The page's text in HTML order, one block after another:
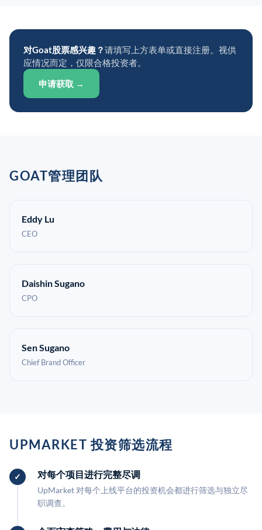
对Goat股票感兴趣？请填写上方表单或直接注册。视供
应情况而定，仅限合格投资者。
申请获取 →
GOAT管理团队
Eddy Lu
CEO
Daishin Sugano
CPO
Sen Sugano
Chief Brand Officer
UPMARKET 投资筛选流程
对每个项目进行完整尽调
UpMarket 对每个上线平台的投资机会都进行筛选与独立尽
职调查。